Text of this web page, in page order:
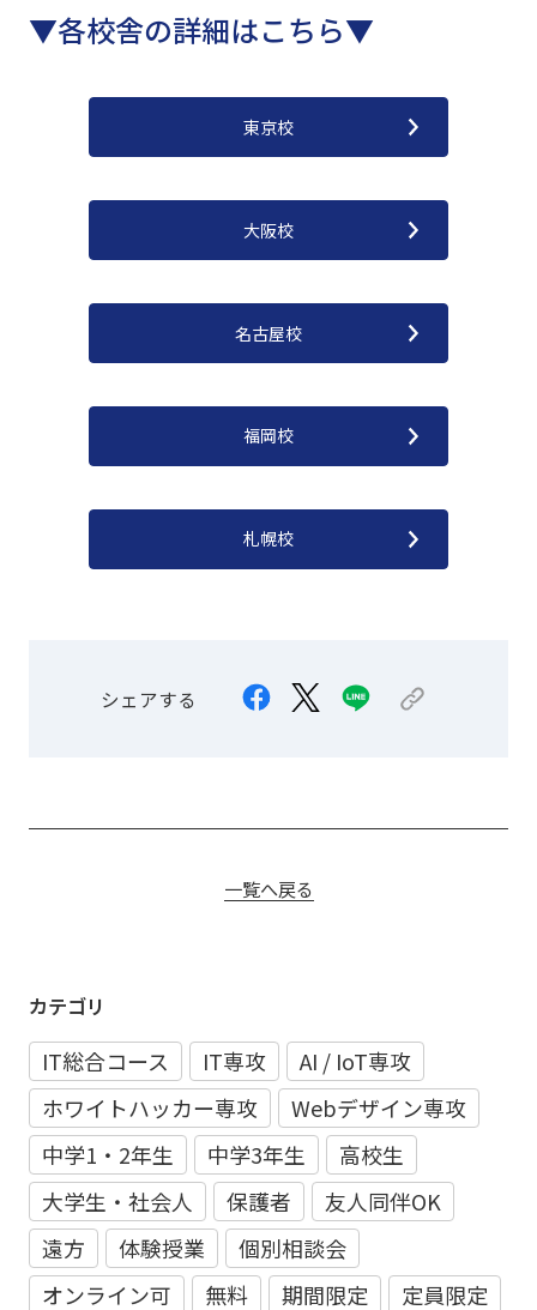
▼各校舎の詳細はこちら▼
東京校
大阪校
名古屋校
福岡校
札幌校
シェアする
一覧へ戻る
カテゴリ
IT総合コース IT専攻
AI / IoT専攻
ホワイトハッカー専攻
Webデザイン専攻
中学1・2年生
中学3年生
高校生
大学生・社会人
保護者
友人同伴OK
遠方
体験授業
個別相談会
オンライン可
無料 期間限定 定員限定